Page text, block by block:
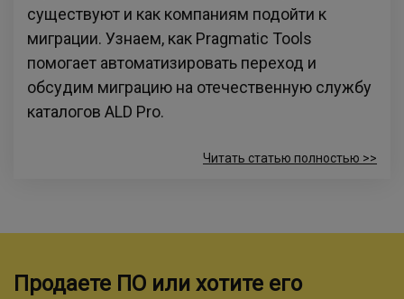
cуществуют и как компаниям подойти к
миграции. Узнаем, как Pragmatic Tools
помогает автоматизировать переход и
обсудим миграцию на отечественную службу
каталогов ALD Pro.
Читать статью полностью >>
Продаете ПО или хотите его